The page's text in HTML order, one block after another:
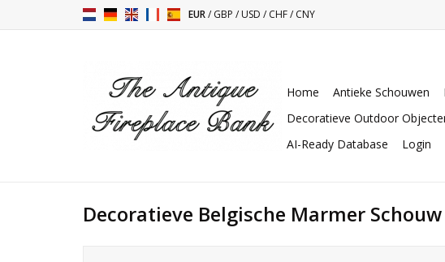
EUR/GBP /USD /CHF/CNY
Home Antieke Schouwen
Decoratieve Outdoor
AI-Ready Database
Login
Decoratieve Belgische Marmer Schouw